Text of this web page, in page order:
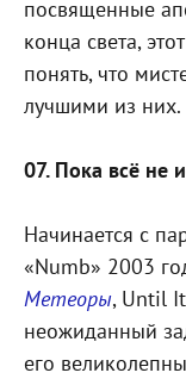
посвященные
конца света,
понять, что
лучшими из них.
07. Пока всё не
Начинается с
«Numb» 2003
Метеоры, Until
неожиданный
его